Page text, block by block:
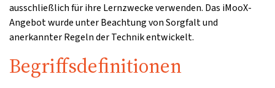
ausschließlich für ihre Lernzwecke verwenden. Das iMooX-
Angebot wurde unter Beachtung von Sorgfalt und
anerkannter Regeln der Technik entwickelt.
Begriffsdefinitionen